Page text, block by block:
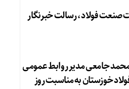
صنعت فولاد،‌ رسالت خبرنگار
محمد جامعی مدیر روابط عمومی
خوزستان به مناسبت روز